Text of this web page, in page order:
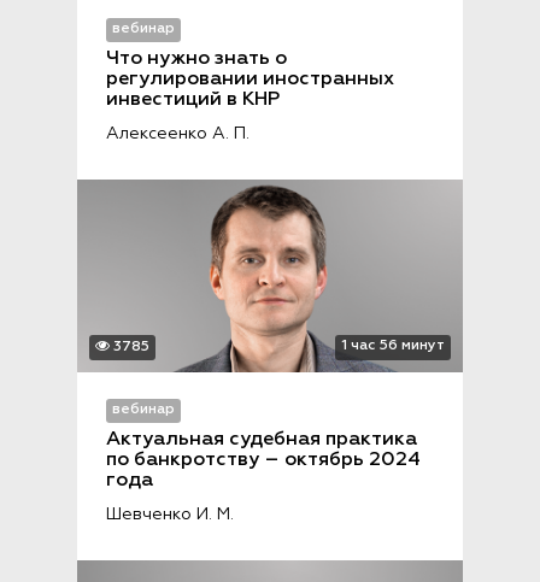
вебинар
Что нужно знать о
регулировании иностранных
инвестиций в КНР
Алексеенко А. П.
3785 1 час 56 минут
вебинар
Актуальная судебная практика
по банкротству – октябрь 2024
года
Шевченко И. М.